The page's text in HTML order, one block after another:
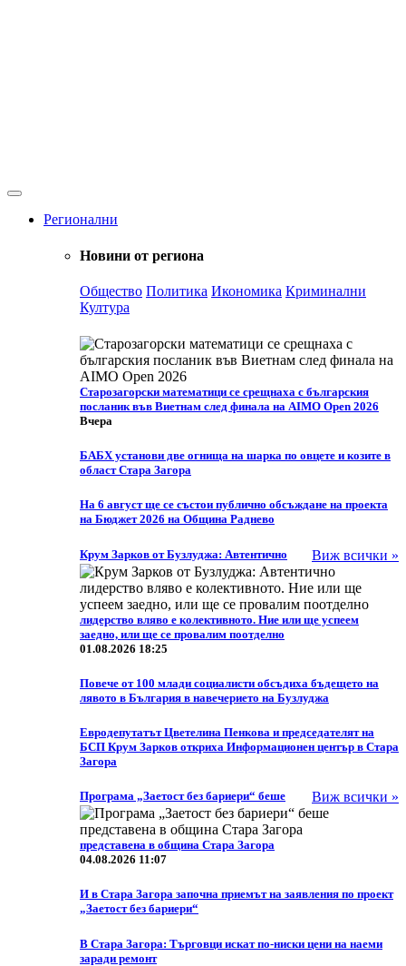
Регионални
Новини от региона
Общество Политика Икономика Криминални
Култура
Старозагорски математици се срещнаха с българския
посланик във Виетнам след финала на AIMO Open 2026
Вчера
БАБХ установи две огнища на шарка по овцете и козите в
област Стара Загора
На 6 август ще се състои публично обсъждане на проекта
на Бюджет 2026 на Община Раднево
Виж всички »
Крум Зарков от Бузлуджа: Автентично
лидерство вляво е колективното. Ние или ще успеем
заедно, или ще се провалим поотделно
01.08.2026 18:25
Повече от 100 млади социалисти обсъдиха бъдещето на
лявото в България в навечерието на Бузлуджа
Eвродепутатът Цветелина Пенкова и председателят на
БСП Крум Зарков откриха Информационен център в Стара
Загора
Виж всички »
Програма „Заетост без бариери“ беше
представена в община Стара Загора
04.08.2026 11:07
И в Стара Загора започна приемът на заявления по проект
„Заетост без бариери“
В Стара Загора: Търговци искат по-ниски цени на наеми
заради ремонт